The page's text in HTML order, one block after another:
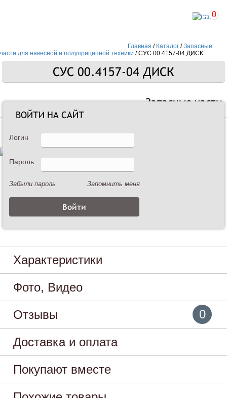
0
Главная / Каталог /Запасные
части для навесной и полуприцепной техники /СУС 00.4157-04 ДИСК
СУС 00.4157-04 ДИСК
Запасные части
Описание
СУС 00.4157-04 ДИСК
Характеристики
Фото, Видео
Отзывы
0
Доставка и оплата
Покупают вместе
ВОЙТИ НА САЙТ
Логин
Пароль
Забыли пароль Запомнить меня